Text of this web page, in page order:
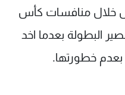
خلال منافسات كأس
البطولة بعدما اخد
بعدم خطورتها.